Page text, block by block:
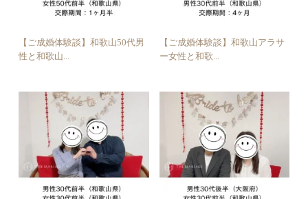
【ご成婚体験談】和歌山50代男
性と和歌山...
【ご成婚体験談】和歌山アラサ
ー女性と和歌...